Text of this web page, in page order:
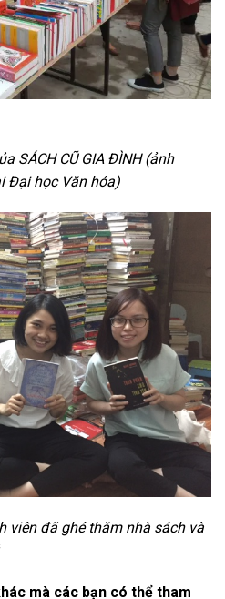
SÁCH CŨ GIA ĐÌNH (ảnh
Đại học Văn hóa)
viên đã ghé thăm nhà sách và
mà các bạn có thể tham